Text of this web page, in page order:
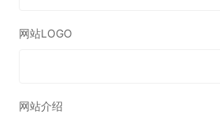
网站LOGO
网站介绍